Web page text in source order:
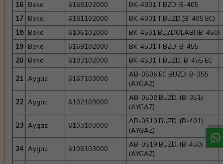
W
h
a
t
a
p
p
D
e
s
t
e
H
a
t
t
16
Beko 6168102000
BK-4031 T BZD. B-405
17
Beko 6181102000
BK-4031 T BUZD.(B-405 EC)
18
Beko 6106102000
BK-4501 BUZDOLABI (B-450)
19
Beko 6169102000
BK-4531 T BZD. B-455
20
Beko 6183102000 BK-4531 T BUZD. B-455 EC
21 Aygaz 6167103000
AB-0506 EC BUZD. B-355
(AYGAZ)
22 Aygaz 6102103000
AB-0508 BUZD. (B-351)
(AYGAZ)
23 Aygaz 6103103000
AB-0510 BUZD. (B-401)
(AYGAZ)
24 Aygaz 6106103000
AB-0519 BUZD. (B-450)
(AYGAZ)